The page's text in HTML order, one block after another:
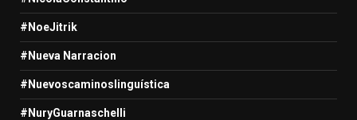
#NoeJitrik
#Nueva Narracion
#Nuevoscaminoslinguística
#NuryGuarnaschelli